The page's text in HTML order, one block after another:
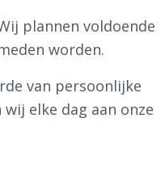
plannen voldoende
worden.
van persoonlijke
elke dag aan onze